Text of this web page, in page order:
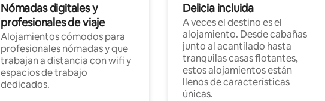
Nómadas digitales y
profesionales de viaje
Alojamientos cómodos para
profesionales nómadas y que
trabajan a distancia con wifi y
espacios de trabajo
dedicados.
Delicia incluida
A veces el destino es el
alojamiento. Desde cabañas
junto al acantilado hasta
tranquilas casas flotantes,
estos alojamientos están
llenos de características
únicas.